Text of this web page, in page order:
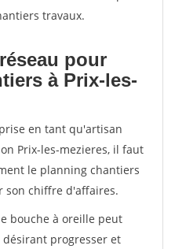
travaux.
pour
à Prix-les-
en tant qu'artisan
Prix-les-mezieres, il faut
le planning chantiers
son chiffre d'affaires.
bouche à oreille peut
progresser et